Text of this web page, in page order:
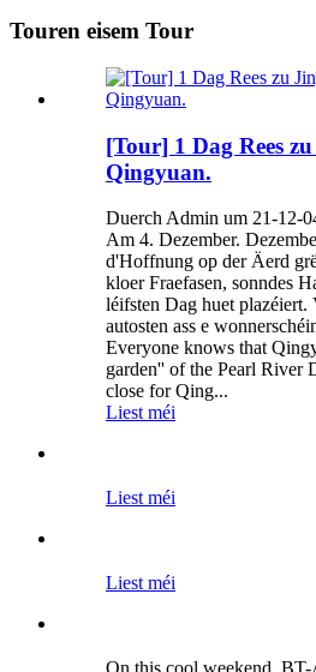
Touren eisem Tour
[Tour] 1 Dag Rees
Qingyuan.
Duerch Admin um 21-12-
Am 4. Dezember.
d'Hoffnung op der Äerd
kloer Fraefasen, sonndes
léifsten Dag huet plazéiert.
autosten ass e
Everyone knows that
garden'' of the Pearl River
close for Qing...
Liest méi
Liest méi
Liest méi
On this cool weekend,